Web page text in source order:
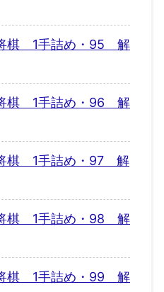
棋 1手詰め・95 解
棋 1手詰め・96 解
棋 1手詰め・97 解
棋 1手詰め・98 解
棋 1手詰め・99 解